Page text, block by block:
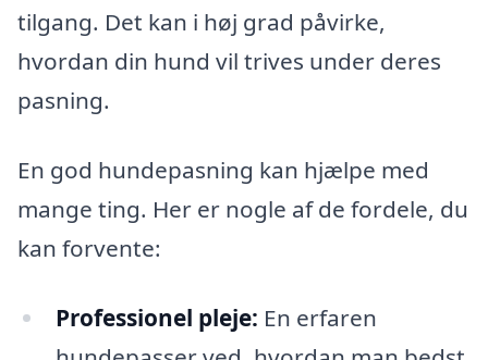
tilgang. Det kan i høj grad påvirke,
hvordan din hund vil trives under deres
pasning.
En god hundepasning kan hjælpe med
mange ting. Her er nogle af de fordele, du
kan forvente:
Professionel pleje: En erfaren